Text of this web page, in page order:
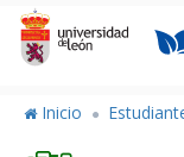
Pasar
contenido
Inicio